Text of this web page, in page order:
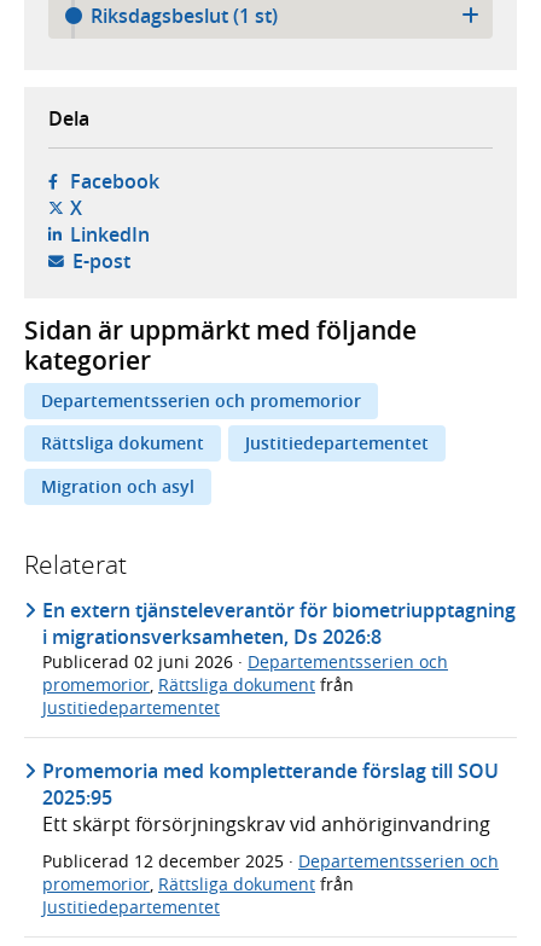
Riksdagsbeslut (1 st)
Dela
Facebook- öppnas i ny flik, extern webbplats,
X- öppnas i ny flik, extern webbplats,
LinkedIn- öppnas i ny flik, extern webbplats,
E-post- öppnar din e-postklient,
Sidan är uppmärkt med följande
kategorier
Departementsserien och promemorior
Rättsliga dokument
Justitiedepartementet
Migration och asyl
Relaterat
En extern tjänsteleverantör för biometriupptagning
i migrationsverksamheten, Ds 2026:8
Publicerad 02 juni 2026 · Departementsserien och
promemorior, Rättsliga dokument från
Justitiedepartementet
Promemoria med kompletterande förslag till SOU
2025:95
Ett skärpt försörjningskrav vid anhöriginvandring
Publicerad 12 december 2025 · Departementsserien och
promemorior Rättsliga dokument från
Justitiedepartementet